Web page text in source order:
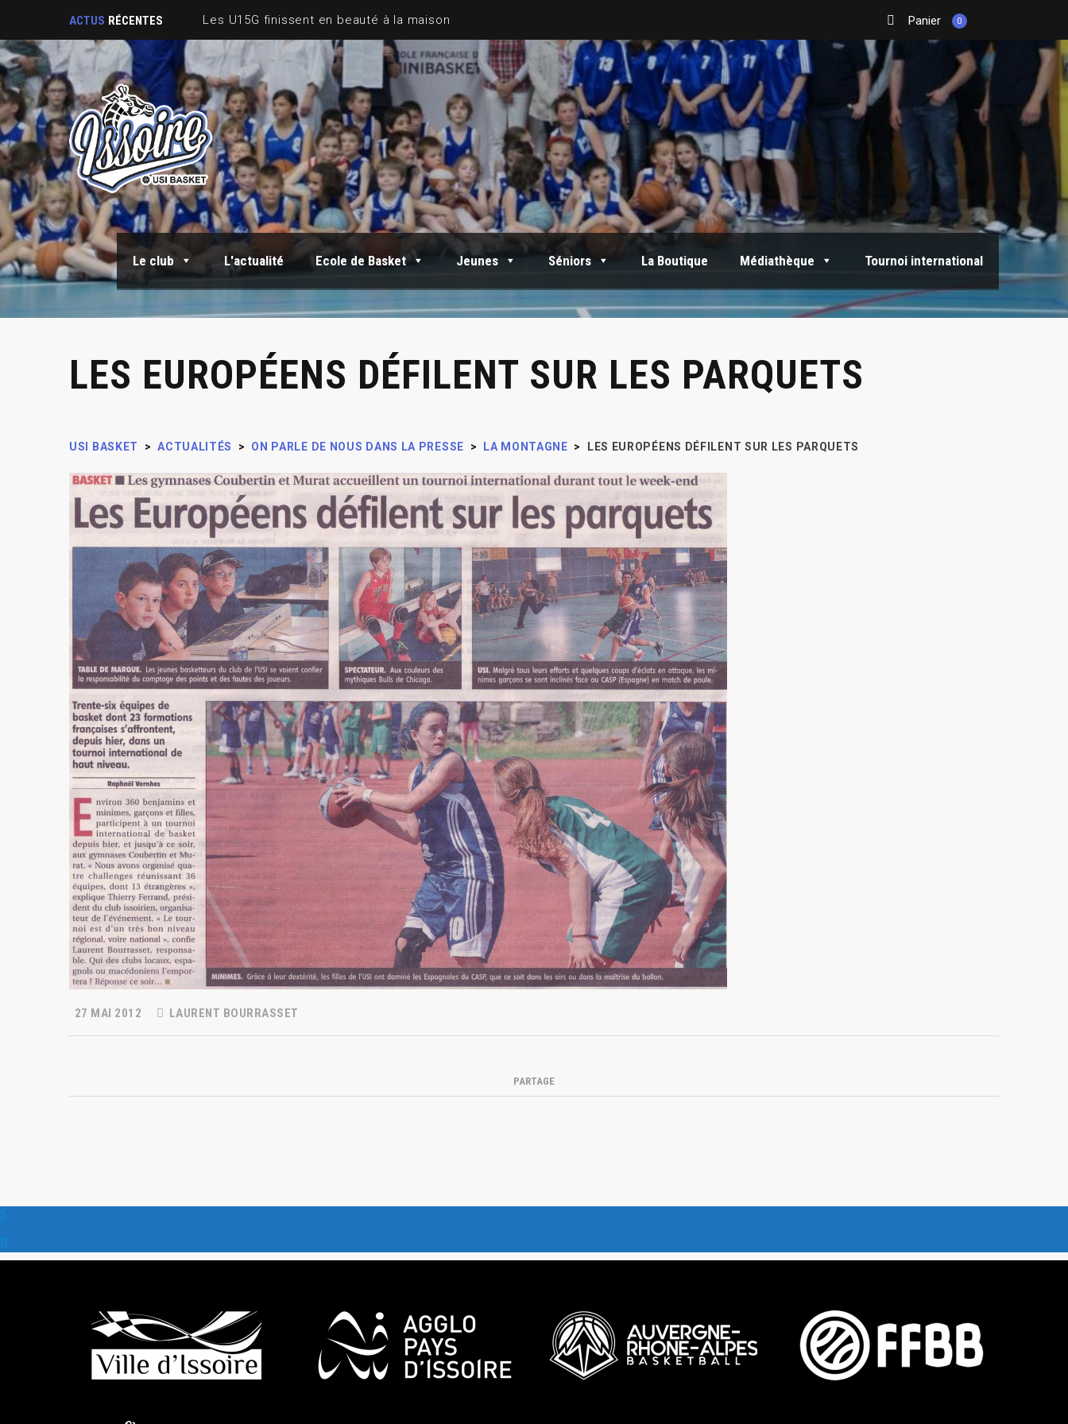
ACTUS RÉCENTES Panier 0
Le club L'actualité Ecole de Basket Jeunes Séniors La Boutique Médiathèque Tournoi international
LES EUROPÉENS DÉFILENT SUR LES PARQUETS
USI BASKET > ACTUALITÉS > ON PARLE DE NOUS DANS LA PRESSE > LA MONTAGNE > LES EUROPÉENS DÉFILENT SUR LES PARQUETS
27 MAI 2012 LAURENT BOURRASSET
PARTAGE